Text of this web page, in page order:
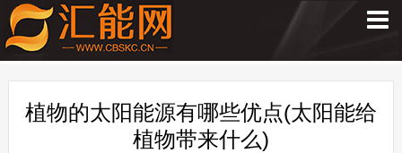
植物的太阳能源有哪些优点(太阳能给
植物带来什么)